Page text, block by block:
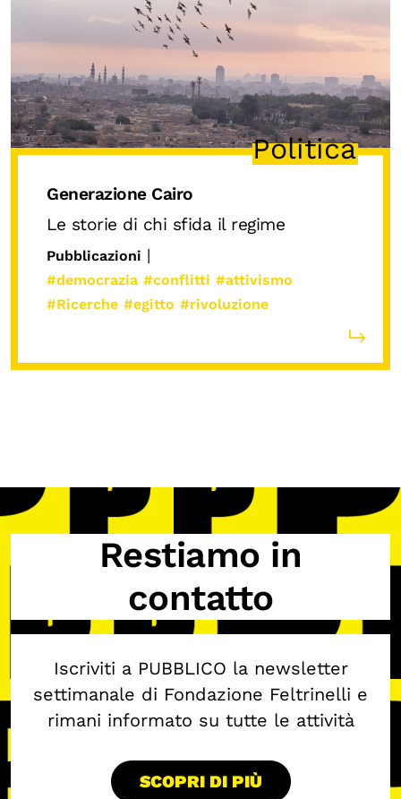
Chi siamo
Persone
Archivio
Archivi del presente
Biblioteca
I CONTENUTI
Osservatori di ricerca
Progetti Nazionali
Pubblicazioni
Podcast
OLTRE LA SCUOLA
Programmi per le scuole
Classici del Pensiero Politico
Master e Executive Program
Politica
Generazione Cairo
Le storie di chi sfida il regime
Pubblicazioni |
#democrazia #conflitti #attivismo
#Ricerche #egitto #rivoluzione
Restiamo in
contatto
Iscriviti a PUBBLICO la newsletter
settimanale di Fondazione Feltrinelli e
rimani informato su tutte le attività
SCOPRI DI PIÙ